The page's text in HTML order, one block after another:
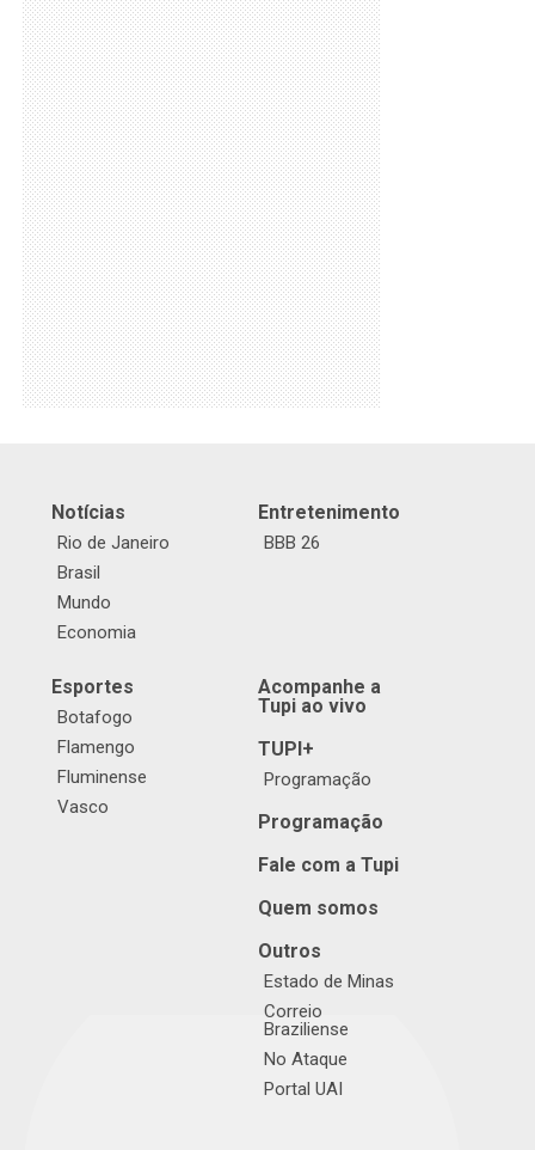
Notícias
Rio de Janeiro
Brasil
Mundo
Economia
Entretenimento
BBB 26
Esportes
Botafogo
Flamengo
Fluminense
Vasco
Acompanhe a
Tupi ao vivo
TUPI+
Programação
Programação
Fale com a Tupi
Quem somos
Outros
Estado de Minas
Correio
Braziliense
No Ataque
Portal UAI